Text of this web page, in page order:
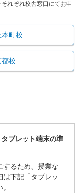
れぞれ校舎窓口にてお申
本町校
都校
ブレット端末の準
するため、授業な
は下記「タブレッ